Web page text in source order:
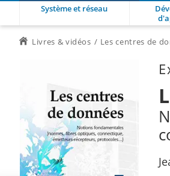
Système et réseau
Livres & vidéos Les centres de